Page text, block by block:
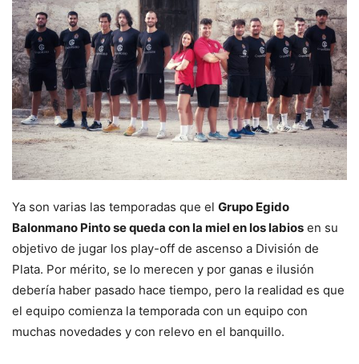
Ya son varias las temporadas que el Grupo Egido
Balonmano Pinto se queda con la miel en los labios en su
objetivo de jugar los play-off de ascenso a División de
Plata. Por mérito, se lo merecen y por ganas e ilusión
debería haber pasado hace tiempo, pero la realidad es que
el equipo comienza la temporada con un equipo con
muchas novedades y con relevo en el banquillo.